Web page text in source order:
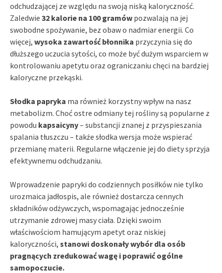
odchudzającej ze względu na swoją niską kaloryczność.
Zaledwie 32 kalorie na 100 gramów pozwalają na jej
swobodne spożywanie, bez obaw o nadmiar energii. Co
więcej, wysoka zawartość błonnika przyczynia się do
dłuższego uczucia sytości, co może być dużym wsparciem w
kontrolowaniu apetytu oraz ograniczaniu chęci na bardziej
kaloryczne przekąski.
Słodka papryka ma również korzystny wpływ na nasz
metabolizm. Choć ostre odmiany tej rośliny są popularne z
powodu kapsaicyny– substancji znanej z przyspieszania
spalania tłuszczu – także słodka wersja może wspierać
przemianę materii. Regularne włączenie jej do diety sprzyja
efektywnemu odchudzaniu.
Wprowadzenie papryki do codziennych posiłków nie tylko
urozmaica jadłospis, ale również dostarcza cennych
składników odżywczych, wspomagając jednocześnie
utrzymanie zdrowej masy ciała. Dzięki swoim
właściwościom hamującym apetyt oraz niskiej
kaloryczności, stanowi doskonały wybór dla osób
pragnących zredukować wagę i poprawić ogólne
samopoczucie.